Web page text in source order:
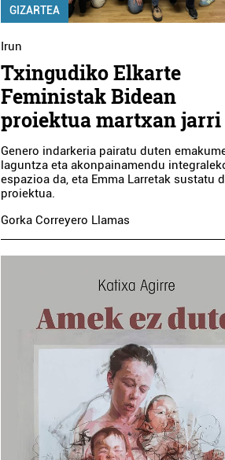
GIZARTEA
Irun
Txingudiko Elkarte
Feministak Bidean
proiektua martxan
Genero indarkeria pairatu duten
laguntza eta akonpainamendu
espazioa da, eta Emma Larretak sustatu
proiektua.
Gorka Correyero Llamas